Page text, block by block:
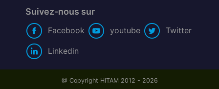
Suivez-nous sur
Facebook youtube Twitter
Linkedin
@ Copyright HITAM 2012 - 2026